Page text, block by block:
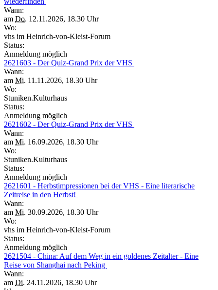
Wann:
am Do. 12.11.2026, 18.30 Uhr
Wo:
vhs im Heinrich-von-Kleist-Forum
Status:
Anmeldung möglich
2621603 - Der Quiz-Grand Prix der VHS
Wann:
am Mi. 11.11.2026, 18.30 Uhr
Wo:
Stuniken.Kulturhaus
Status:
Anmeldung möglich
2621602 - Der Quiz-Grand Prix der VHS
Wann:
am Mi. 16.09.2026, 18.30 Uhr
Wo:
Stuniken.Kulturhaus
Status:
Anmeldung möglich
2621601 - Herbstimpressionen bei der VHS - Eine literarische
Zeitreise in den Herbst!
Wann:
am Mi. 30.09.2026, 18.30 Uhr
Wo:
vhs im Heinrich-von-Kleist-Forum
Status:
Anmeldung möglich
2621504 - China: Auf dem Weg in ein goldenes Zeitalter - Eine
Reise von Shanghai nach Peking
Wann:
am Di. 24.11.2026, 18.30 Uhr